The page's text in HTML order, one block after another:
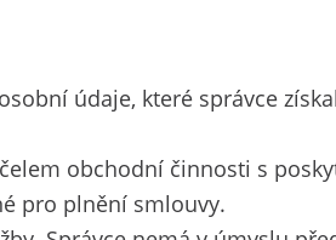
údaje, které správce
obchodní činnosti s
pro plnění smlouvy.